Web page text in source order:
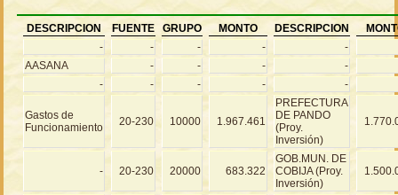
DESCRIPCION FUENTE GRUPO MONTO DESCRIPCION
-
- - -
-
AASANA
- - -
-
-
- - - -
Gastos de
Funcionamiento
20-230 10000 1.967.461
PREFECTURA
DE PANDO
(Proy.
Inversión)
- 20-230 20000 683.322
GOB.MUN. DE
COBIJA (Proy.
Inversión)